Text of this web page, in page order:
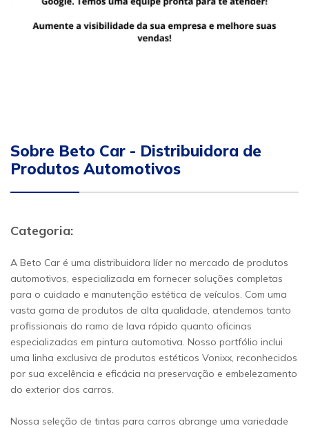
Sobre Beto Car - Distribuidora de
Produtos Automotivos
Categoria:
A Beto Car é uma distribuidora líder no mercado de produtos
automotivos, especializada em fornecer soluções completas
para o cuidado e manutenção estética de veículos. Com uma
vasta gama de produtos de alta qualidade, atendemos tanto
profissionais do ramo de lava rápido quanto oficinas
especializadas em pintura automotiva. Nosso portfólio inclui
uma linha exclusiva de produtos estéticos Vonixx, reconhecidos
por sua excelência e eficácia na preservação e embelezamento
do exterior dos carros.
Nossa seleção de tintas para carros abrange uma variedade